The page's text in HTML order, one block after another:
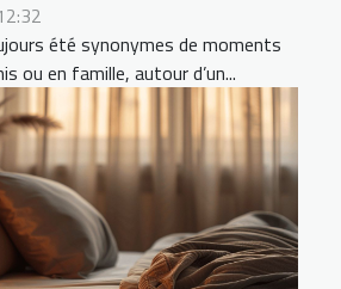
été synonymes de moments
ou en famille, autour d’un...